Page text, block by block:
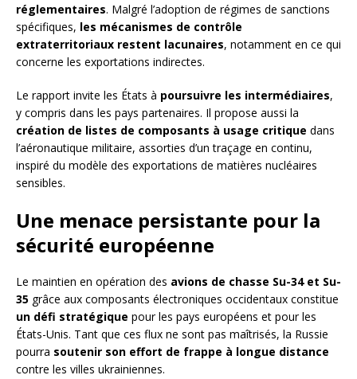
réglementaires. Malgré l’adoption de régimes de sanctions
spécifiques, les mécanismes de contrôle
extraterritoriaux restent lacunaires, notamment en ce qui
concerne les exportations indirectes.
Le rapport invite les États à poursuivre les intermédiaires,
y compris dans les pays partenaires. Il propose aussi la
création de listes de composants à usage critique dans
l’aéronautique militaire, assorties d’un traçage en continu,
inspiré du modèle des exportations de matières nucléaires
sensibles.
Une menace persistante pour la
sécurité européenne
Le maintien en opération des avions de chasse Su-34 et Su-
35 grâce aux composants électroniques occidentaux constitue
un défi stratégique pour les pays européens et pour les
États-Unis. Tant que ces flux ne sont pas maîtrisés, la Russie
pourra soutenir son effort de frappe à longue distance
contre les villes ukrainiennes.